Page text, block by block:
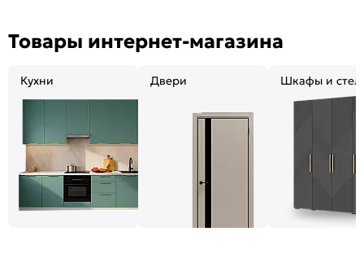
Товары интернет-магазина
Кухни Двери Шкафы и